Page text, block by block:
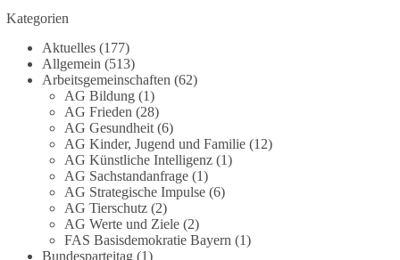
aufgearbeitet.
Auch in Deutschland warten viele Menschen bis
heute auf Antworten:
❓ Wie wurden politische Entscheidungen
getroffen?
❓ Welche Maßnahmen waren notwendig und
welche nicht?
❓Und wer übernimmt die Verantwortung für die
massiven Folgen für Kinder, Familien,
Unternehmen und das Vertrauen in unseren
Rechtsstaat?
Kategorien
Aktuelles(177)
Allgemein (513)
Arbeitsgemeinschaften (62)
AG Bildung(1)
AG Frieden (28)
AG Gesundheit(6)
AG Kinder, Jugend und Familie(12)
AG Künstliche Intelligenz(1)
AG Sachstandanfrage(1)
AG Strategische Impulse(6)
AG Tierschutz(2)
AG Werte und Ziele(2)
FAS Basisdemokratie Bayern (1)
Bundesparteitag(1)